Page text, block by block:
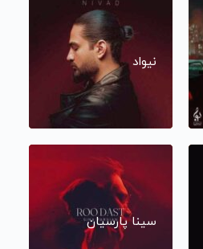
نیواد
سینا پارسیان